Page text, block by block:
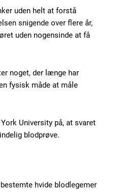
uden helt at forstå
snigende over flere år,
uden nogensinde at få
noget, der længe har
fysisk måde at måle
University på, at svaret
blodprøve.
hvide blodlegemer